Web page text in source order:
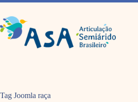
Pular
o
conteúdo
Tag Joomla raça